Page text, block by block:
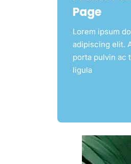
Page
Lorem ipsum
adipiscing elit.
porta pulvin ac
ligula